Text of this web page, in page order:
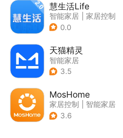
慧生活Life
智能家居
家居控制
0.0
天猫精灵
智能家居
3.5
MosHome
家居控制
智能家居
3.6